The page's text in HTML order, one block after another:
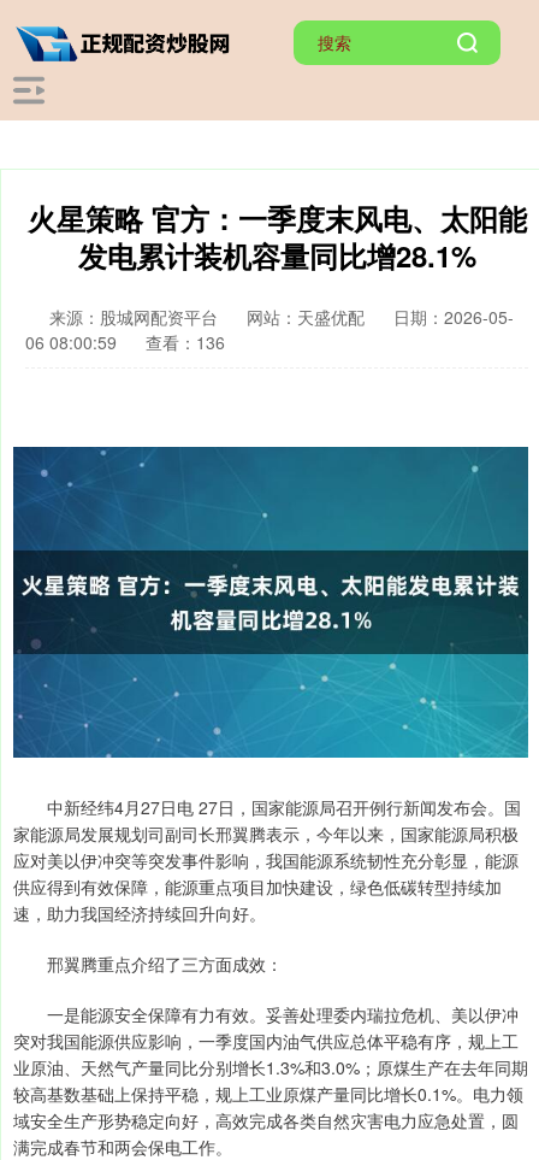
火星策略 官方：一季度末风电、太阳能
发电累计装机容量同比增28.1%
来源：股城网配资平台 网站：天盛优配
日期：2026-05-
06 08:00:59
查看：136
中新经纬4月27日电 27日，国家能源局召开例行新闻发布会。国
家能源局发展规划司副司长邢翼腾表示，今年以来，国家能源局积极
应对美以伊冲突等突发事件影响，我国能源系统韧性充分彰显，能源
供应得到有效保障，能源重点项目加快建设，绿色低碳转型持续加
速，助力我国经济持续回升向好。
邢翼腾重点介绍了三方面成效：
一是能源安全保障有力有效。妥善处理委内瑞拉危机、美以伊冲
突对我国能源供应影响，一季度国内油气供应总体平稳有序，规上工
业原油、天然气产量同比分别增长1.3%和3.0%；原煤生产在去年同期
较高基数基础上保持平稳，规上工业原煤产量同比增长0.1%。电力领
域安全生产形势稳定向好，高效完成各类自然灾害电力应急处置，圆
满完成春节和两会保电工作。